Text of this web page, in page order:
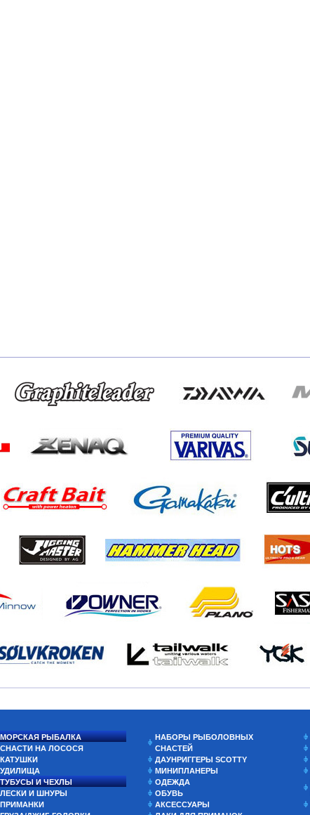
МОРСКАЯ РЫБАЛКА
СНАСТИ НА ЛОСОСЯ
КАТУШКИ
УДИЛИЩА
ТУБУСЫ И ЧЕХЛЫ
ЛЕСКИ И ШНУРЫ
ПРИМАНКИ
НАБОРЫ РЫБОЛОВНЫХ
СНАСТЕЙ
ДАУНРИГГЕРЫ SCOTTY
МИНИПЛАНЕРЫ
ОДЕЖДА
ОБУВЬ
АКСЕССУАРЫ